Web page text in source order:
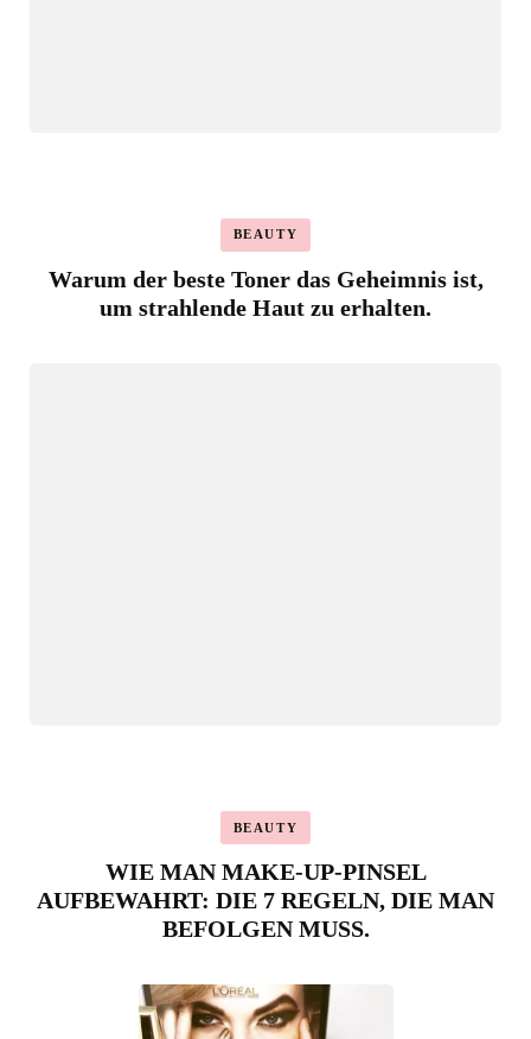
BEAUTY
Warum der beste Toner das Geheimnis ist,
um strahlende Haut zu erhalten.
BEAUTY
WIE MAN MAKE-UP-PINSEL
AUFBEWAHRT: DIE 7 REGELN, DIE MAN
BEFOLGEN MUSS.